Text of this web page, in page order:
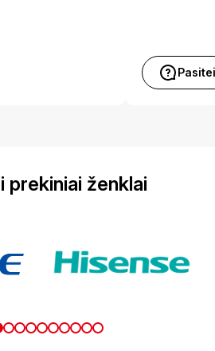
prekiniai ženklai